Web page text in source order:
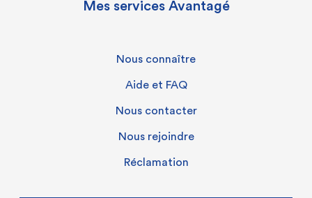
Mes services Avantagé
Nous connaître
Aide et FAQ
Nous contacter
Nous rejoindre
Réclamation